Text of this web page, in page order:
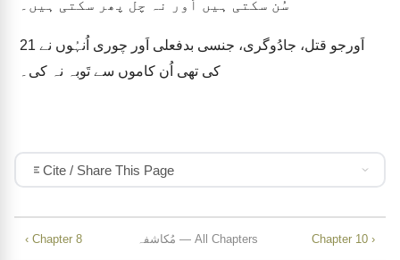
سُن سکتی ہیں اَور نہ چل پھر سکتی ہیں۔
21
کی تھی اُن کاموں سے تَوبہ نہ کی۔
Cite / Share This Page
‹ Chapter 8 مُکاشفہ — All Chapters Chapter 10 ›